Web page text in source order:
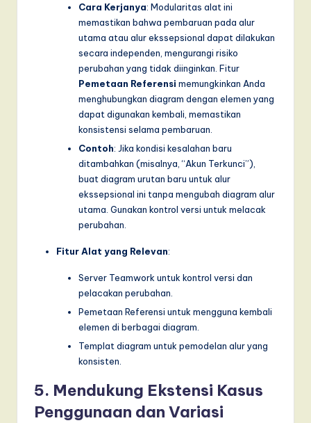
Cara Kerjanya: Modularitas alat ini
memastikan bahwa pembaruan pada alur
utama atau alur ekssepsional dapat dilakukan
secara independen, mengurangi risiko
perubahan yang tidak diinginkan. Fitur
Pemetaan Referensi memungkinkan Anda
menghubungkan diagram dengan elemen yang
dapat digunakan kembali, memastikan
konsistensi selama pembaruan.
Contoh: Jika kondisi kesalahan baru
ditambahkan (misalnya, “Akun Terkunci”),
buat diagram urutan baru untuk alur
ekssepsional ini tanpa mengubah diagram alur
utama. Gunakan kontrol versi untuk melacak
perubahan.
Fitur Alat yang Relevan:
Server Teamwork untuk kontrol versi dan
pelacakan perubahan.
Pemetaan Referensi untuk mengguna kembali
elemen di berbagai diagram.
Templat diagram untuk pemodelan alur yang
konsisten.
5. Mendukung Ekstensi Kasus
Penggunaan dan Variasi